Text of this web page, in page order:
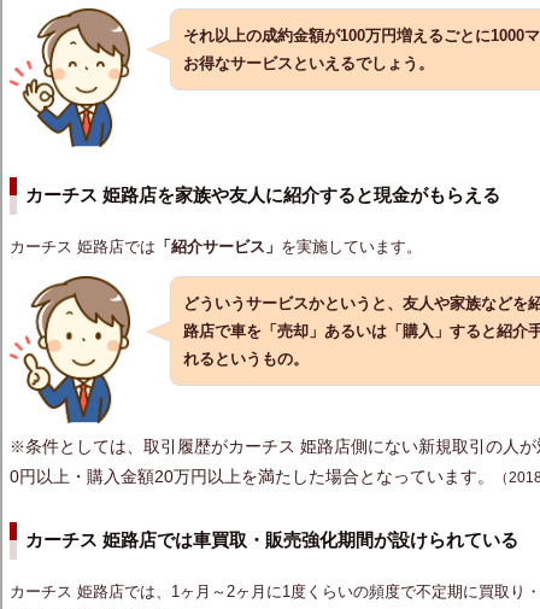
それ以上の成約金額が100万円増えるごとに1000
お得なサービスといえるでしょう。
カーチス 姫路店を家族や友人に紹介すると現金がもらえる
カーチス 姫路店では 「紹介サービス」 を実施しています。
どういうサービスかというと、友人や家族などを
路店で車を「売却」 あるいは「購入」 すると紹介
れるというもの。
※条件としては、取引履歴がカーチス 姫路店側にない新規取引の人
0円以上・購入金額20万円以上を満たした場合となっています。
（
カーチス 姫路店では車買取・販売強化期間が設けられている
カーチス 姫路店では、1ヶ月～2ヶ月に1度くらいの頻度で不定期に買取り